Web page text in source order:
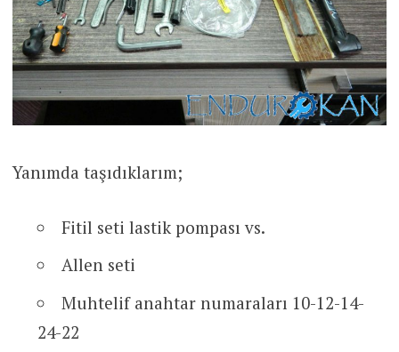
Yanımda taşıdıklarım;
Fitil seti lastik pompası vs.
Allen seti
Muhtelif anahtar numaraları 10-12-14-
24-22